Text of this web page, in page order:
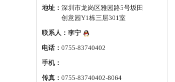
地址： 深圳市龙岗区雅园路5号坂田
创意园Y1栋三层301室
联系人： 李宁
电话： 0755-83740402
手机：
传真： 0755-83740402-8064